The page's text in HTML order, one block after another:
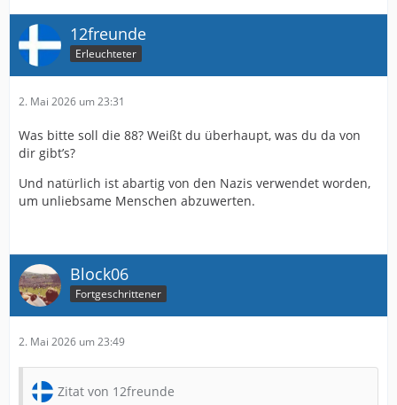
12freunde
Erleuchteter
2. Mai 2026 um 23:31
Was bitte soll die 88? Weißt du überhaupt, was du da von
dir gibt’s?
Und natürlich ist abartig von den Nazis verwendet worden,
um unliebsame Menschen abzuwerten.
Block06
Fortgeschrittener
2. Mai 2026 um 23:49
Zitat von 12freunde